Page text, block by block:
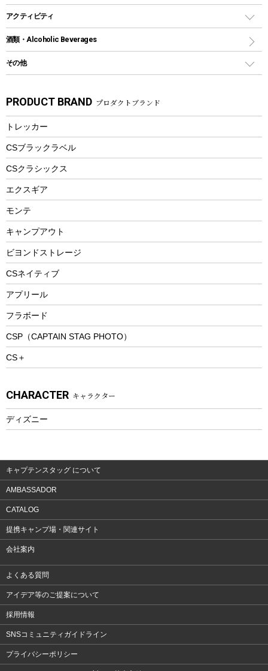
グランドシート
ガイドロープ
ツール
火起こし
バーベキューツール
ナイフ
カトラリー
マグカップ、カップ
ステンレスボトル
フードボトル
トレー
ランチョンマット
ランチボックス
リュック、バックパック
トートバッグ、サコッシュ
ショッピングキャリー
その他アウトドア雑貨
スプレー関係
ツール、他
カヤック
パドル
ヘルメット
エアーポンプ
アクセサリー
折りたたみ自転車
スポーツサイクル
シティサイクル
自転車ウェア
アクティビティ
マリン
ラッシュガード
パラソル
フローティングベスト
ヘルメット
エアーポンプ
ビーチテント
ウィンター
スノーシュー
防寒ウェア
トレッキング
トレッキングアクセサリー
プレイグッズ
ウェルネス
ウェア、タオル
ウェア
酒類・Alcoholic Beverages
その他
湯たんぽ
防災用品
PRODUCT BRAND プロダクトブランド
トレッカー
CSブラックラベル
CSクラシックス
エクスギア
モンテ
キャンプアウト
ビヨンドストレージ
CSネイティブ
アプリール
フラボード
CSP（CAPTAIN STAG PHOTO）
CS＋
CHARACTER キャラクター
ディズニー
キャプテンスタッグ について
AMBASSADOR
CATALOG
提携キャンプ場・関連サイト
会社案内
よくある質問
アイデア等のご提案について
採用情報
SNSコミュニティガイドライン
プライバシーポリシー